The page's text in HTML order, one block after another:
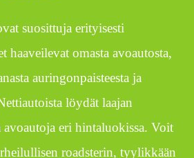
suosittuja erityisesti
haaveilevat omasta avoautosta,
auringonpaisteesta ja
löydät laajan
eri hintaluokissa. Voit
roadsterin, tyylikkään